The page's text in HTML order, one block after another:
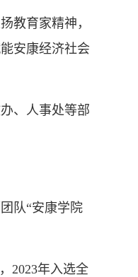
教育家精神，
安康经济社会
、人事处等部
队“安康学院
2023年入选全